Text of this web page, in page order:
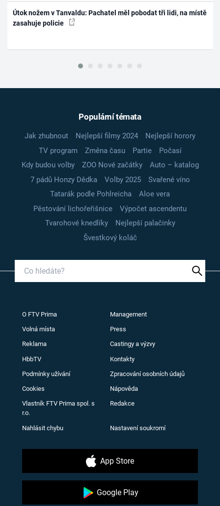
Útok nožem v Tanvaldu: Pachatel měl pobodat tři lidi, na místě
zasahuje policie
Populární témata
Jak zhubnout Nejlepší filmy 2024
Nejlepší horory
TV program
Změna času Partie
Počasí
Kdy budou volby
ZOO Nové začátky
Auto – katalog
7 pádů Honzy Dědka
Volby 2025
Svařené víno
Tatarák podle Pohlreicha
Aloe vera
Pěstování lichořeřišnice
Výpočet ascendentu
Tvarohové knedlíky
Nejlepší palačinky
Švestkový koláč
O FTV Prima Management
Volná místa Press
Reklama Castingy a výzvy
HbbTV Kontakty
Podmínky užívání Zpracování osobních údajů
Cookies Nápověda
Vlastník FTV Prima spol. s
r.o.
Redakce
Nahlásit chybu Nastavení soukromí
App Store
Google Play